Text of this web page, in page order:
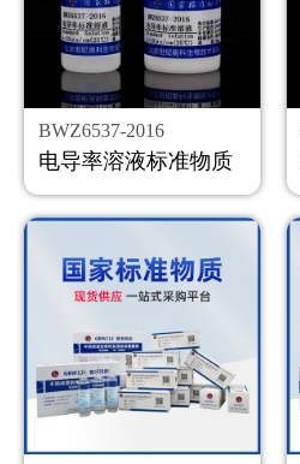
BWZ6537-2016
电导率溶液标准物质
购物车
会员中心
联系我们
返回主页